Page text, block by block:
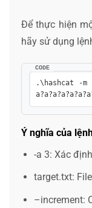
Để thực hiện
hãy sử dụng
CODE
.\hashcat -
Ý nghĩa của
-a 3: Xác
target.txt:
–increment: